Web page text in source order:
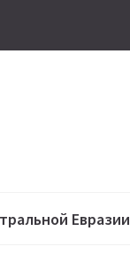
Евразии